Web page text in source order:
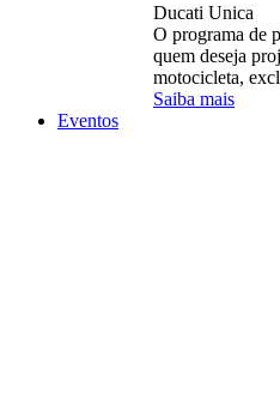
Ducati Unica
O programa de
quem deseja
motocicleta,
Saiba mais
Eventos